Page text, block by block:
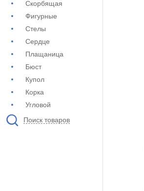
Скорбящая
Фигурные
Стелы
Сердце
Плащаница
Бюст
Купол
Корка
Угловой
Поиск товаров